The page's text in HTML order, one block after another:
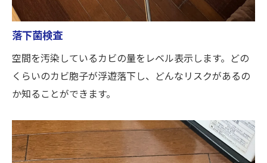
落下菌検査
空間を汚染しているカビの量をレベル表示します。どの
くらいのカビ胞子が浮遊落下し、どんなリスクがあるの
か知ることができます。